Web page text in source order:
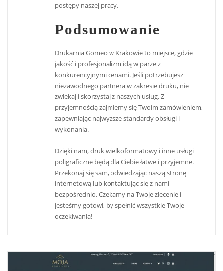
postępy naszej pracy.
Podsumowanie
Drukarnia Gomeo w Krakowie to miejsce, gdzie
jakość i profesjonalizm idą w parze z
konkurencyjnymi cenami. Jeśli potrzebujesz
niezawodnego partnera w zakresie druku, nie
zwlekaj i skorzystaj z naszych usług. Z
przyjemnością zajmiemy się Twoim zamówieniem,
zapewniając najwyższe standardy obsługi i
wykonania.
Dzięki nam, druk wielkoformatowy i inne usługi
poligraficzne będą dla Ciebie łatwe i przyjemne.
Przekonaj się sam, odwiedzając naszą stronę
internetową lub kontaktując się z nami
bezpośrednio. Czekamy na Twoje zlecenie i
jesteśmy gotowi, by spełnić wszystkie Twoje
oczekiwania!